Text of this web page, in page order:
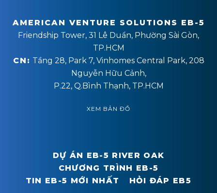
AMERICAN VENTURE SOLUTIONS EB-5
Friendship Tower, 31 Lê Duẩn, Phường Sài Gòn,
TP.HCM
CN: Tầng 28, Park 7, Vinhomes Central Park, 208
Nguyễn Hữu Cảnh,
P.22, Q.Bình Thạnh, TP.HCM
XEM BẢN ĐỒ
DỰ ÁN EB-5 RIVER OAK
CHƯƠNG TRÌNH EB-5
TIN EB-5 MỚI NHẤT
HỎI ĐÁP EB5